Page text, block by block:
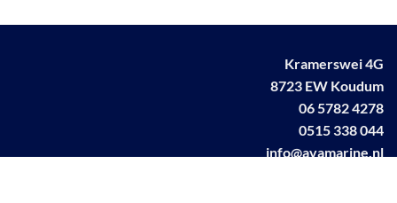
Kramerswei 4G
8723 EW Koudum
06 5782 4278
0515 338 044
info@avamarine.nl